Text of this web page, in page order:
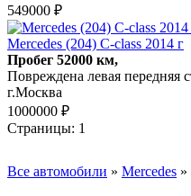
549000 ₽
Mercedes (204) C-class 2014 г
Пробег 52000 км,
Повреждена левая передняя
г.Москва
1000000 ₽
Страницы: 1
Все автомобили » Mercedes »